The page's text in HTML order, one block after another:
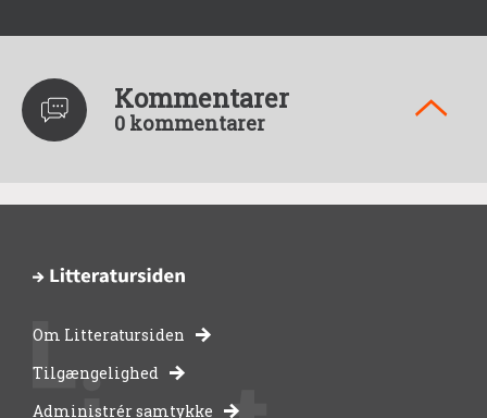
Kommentarer
0 kommentarer
-
Om Litteratursiden
Tilgængelighed
Administrér samtykke